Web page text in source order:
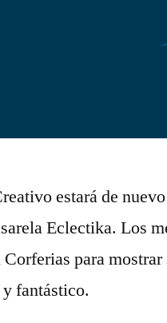
estará de
Eclectika. Los
Corferias para
fantástico.